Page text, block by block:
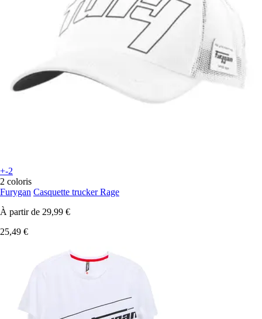
+-2
2 coloris
Furygan Casquette trucker Rage
À partir de 29,99 €
25,49 €